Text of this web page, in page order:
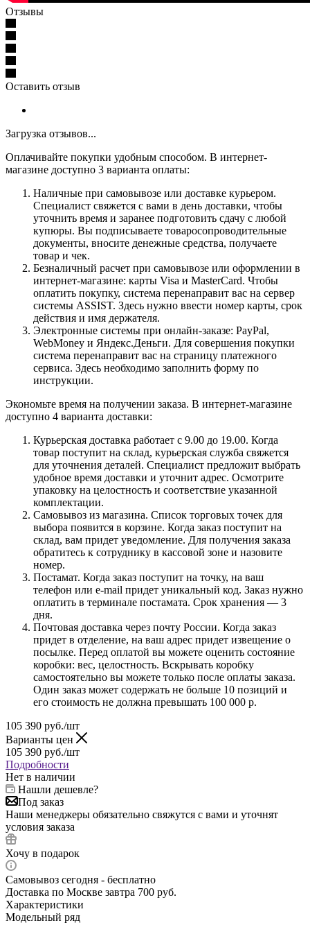
Отзывы
Оставить отзыв
Загрузка отзывов...
Оплачивайте покупки удобным способом. В интернет-
магазине доступно 3 варианта оплаты:
Наличные при самовывозе или доставке курьером.
Специалист свяжется с вами в день доставки, чтобы
уточнить время и заранее подготовить сдачу с любой
купюры. Вы подписываете товаросопроводительные
документы, вносите денежные средства, получаете
товар и чек.
Безналичный расчет при самовывозе или оформлении в
интернет-магазине: карты Visa и MasterCard. Чтобы
оплатить покупку, система перенаправит вас на сервер
системы ASSIST. Здесь нужно ввести номер карты, срок
действия и имя держателя.
Электронные системы при онлайн-заказе: PayPal,
WebMoney и Яндекс.Деньги. Для совершения покупки
система перенаправит вас на страницу платежного
сервиса. Здесь необходимо заполнить форму по
инструкции.
Экономьте время на получении заказа. В интернет-магазине
доступно 4 варианта доставки:
Курьерская доставка работает с 9.00 до 19.00. Когда
товар поступит на склад, курьерская служба свяжется
для уточнения деталей. Специалист предложит выбрать
удобное время доставки и уточнит адрес. Осмотрите
упаковку на целостность и соответствие указанной
комплектации.
Самовывоз из магазина. Список торговых точек для
выбора появится в корзине. Когда заказ поступит на
склад, вам придет уведомление. Для получения заказа
обратитесь к сотруднику в кассовой зоне и назовите
номер.
Постамат. Когда заказ поступит на точку, на ваш
телефон или e-mail придет уникальный код. Заказ нужно
оплатить в терминале постамата. Срок хранения — 3
дня.
Почтовая доставка через почту России. Когда заказ
придет в отделение, на ваш адрес придет извещение о
посылке. Перед оплатой вы можете оценить состояние
коробки: вес, целостность. Вскрывать коробку
самостоятельно вы можете только после оплаты заказа.
Один заказ может содержать не больше 10 позиций и
его стоимость не должна превышать 100 000 р.
105 390 руб./шт
Варианты цен
105 390 руб./шт
Подробности
Нет в наличии
Нашли дешевле?
Под заказ
Наши менеджеры обязательно свяжутся с вами и уточнят
условия заказа
Хочу в подарок
Самовывоз сегодня - бесплатно
Доставка по Москве завтра 700 руб.
Характеристики
Модельный ряд